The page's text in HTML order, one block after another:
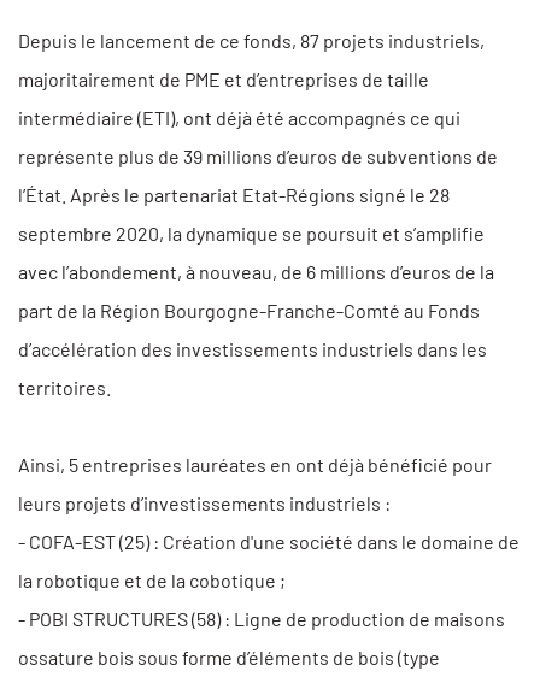
Depuis le lancement de ce fonds, 87 projets industriels,
majoritairement de PME et d’entreprises de taille
intermédiaire (ETI), ont déjà été accompagnés ce qui
représente plus de 39 millions d’euros de subventions de
l’État. Après le partenariat Etat-Régions signé le 28
septembre 2020, la dynamique se poursuit et s’amplifie
avec l’abondement, à nouveau, de 6 millions d’euros de la
part de la Région Bourgogne-Franche-Comté au Fonds
d’accélération des investissements industriels dans les
territoires.
Ainsi, 5 entreprises lauréates en ont déjà bénéficié pour
leurs projets d’investissements industriels :
- COFA-EST (25) : Création d'une société dans le domaine de
la robotique et de la cobotique ;
- POBI STRUCTURES (58) : Ligne de production de maisons
ossature bois sous forme d’éléments de bois (type